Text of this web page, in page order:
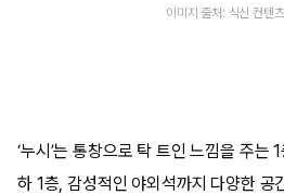
이미지 출처: 식신 컨텐
‘누시’는 통창으로 탁 트인 느낌을 주는
하 1층, 감성적인 야외석까지 다양한 공